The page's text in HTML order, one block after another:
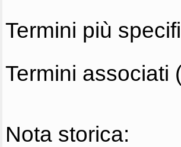
Termini più
Termini associati
Nota storica: